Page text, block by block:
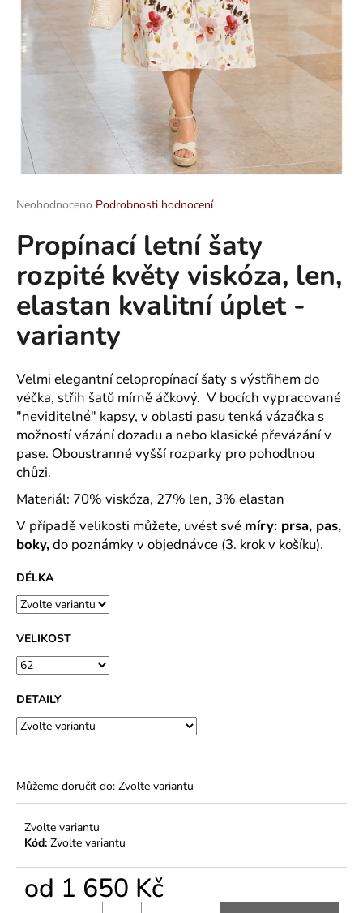
Průměrné
produktu
je
z
hvězdiček.
Neohodnoceno Podrobnosti hodnocení
Propínací letní šaty
rozpité květy viskóza, len,
elastan kvalitní úplet -
varianty
Velmi elegantní celopropínací šaty s výstřihem do
véčka, střih šatů mírně áčkový. V bocích vypracované
"neviditelné" kapsy, v oblasti pasu tenká vázačka s
možností vázání dozadu a nebo klasické převázání v
pase. Oboustranné vyšší rozparky pro pohodlnou
chůzi.
Materiál: 70% viskóza, 27% len, 3% elastan
V případě velikosti můžete, uvést své míry: prsa, pas,
boky,do poznámky v objednávce (3. krok v košíku).
DÉLKA
VELIKOST
DETAILY
Můžeme doručit do: Zvolte variantu
Zvolte variantu
Kód: Zvolte variantu
od 1 650 Kč
a
D
o
o
r
u
u
j
e
m
e
MAJKA
TEXTILNÍ
KŮŽE
-
JEDNODUCHÝ
KABÁTEK
1
290